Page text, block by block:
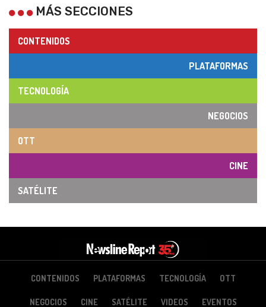
MÁS SECCIONES
CONTENIDOS
PLATAFORMAS
TECNOLOGÍA
NEGOCIOS
OTT
CINE
SATÉLITE
CONTENIDOS PLATAFORMAS TECNOLOGÍA OTT
NEGOCIOS CINE SATÉLITE VIDEOS EVENTOS